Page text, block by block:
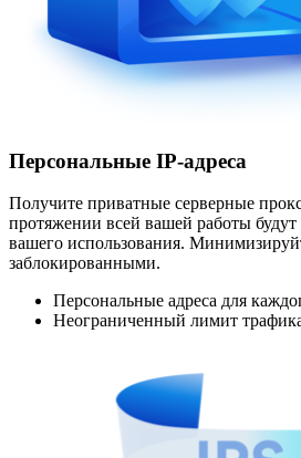
Персональные IP-адреса
Получите приватные серверные
протяжении всей вашей работы
вашего использования.
заблокированными.
Персональные адреса для
Неограниченный лимит